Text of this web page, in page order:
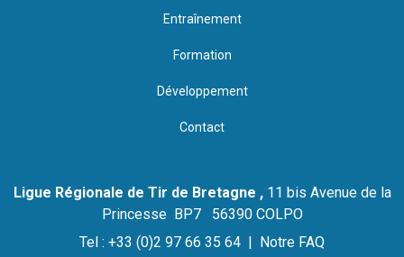
Entraînement
Formation
Développement
Contact
Ligue Régionale de Tir de Bretagne ,11 bis Avenue de la
Princesse BP7 56390 COLPO
Tel : +33 (0)2 97 66 35 64 | Notre FAQ